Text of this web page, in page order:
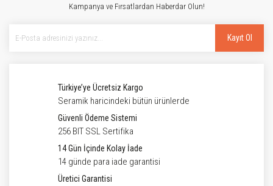
Kampanya ve Fırsatlardan Haberdar Olun!
Kayıt Ol
Türkiye’ye Ücretsiz Kargo
Seramik haricindeki bütün ürünlerde
Güvenli Ödeme Sistemi
256 BIT SSL Sertifika
14 Gün İçinde Kolay İade
14 günde para iade garantisi
Üretici Garantisi